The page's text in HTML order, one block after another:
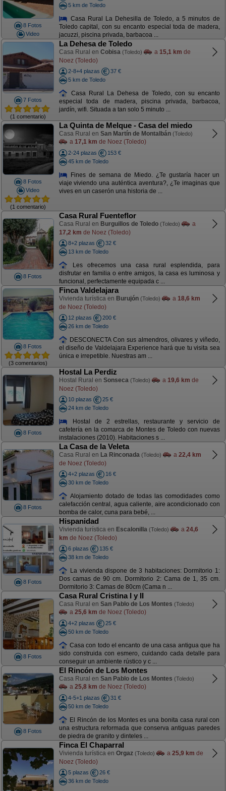
8 Fotos
Video
5 km de Toledo
Casa Rural La Dehesilla de Toledo, a 5 minutos de
Toledo capital, con su encanto especial toda de madera,
jacuzzi, piscina privada, barbacoa ...
7 Fotos
(1 comentario)
La Dehesa de Toledo
Casa Rural en Cobisa (Toledo) a 15,1 km de
Noez (Toledo)
2-8+4 plazas
37 €
5 km de Toledo
Casa Rural La Dehesa de Toledo, con su encanto
especial toda de madera, piscina privada, barbacoa,
jardín, wifi. Situada a tan solo 5 minuto ...
8 Fotos
Video
(1 comentario)
La Quinta de Melque - Casa del miedo
Casa Rural en San Martín de Montalbán (Toledo)
a 17,1 km de Noez (Toledo)
2-24 plazas
153 €
45 km de Toledo
Fines de semana de Miedo. ¿Te gustaría hacer un
viaje viviendo una auténtica aventura?, ¿Te imaginas que
vives en un caserón una historia de ...
8 Fotos
Casa Rural Fuenteflor
Casa Rural en Burguillos de Toledo (Toledo)
a
17,2 km de Noez (Toledo)
8+2 plazas
32 €
13 km de Toledo
Les ofrecemos una casa rural esplendida, para
disfrutar en familia o entre amigos, la casa es luminosa y
funcional, perfectamente equipada c ...
8 Fotos
(3 comentarios)
Finca Valdelajara
Vivienda turística en Burujón (Toledo) a 18,6 km
de Noez (Toledo)
12 plazas
200 €
26 km de Toledo
DESCONECTA Con sus almendros, olivares y viñedo,
el diseño de Valdelajara Experience hará que tu visita sea
única e irrepetible. Nuestras am ...
8 Fotos
Hostal La Perdiz
Hostal Rural en Sonseca (Toledo) a 19,6 km de
Noez (Toledo)
10 plazas
25 €
24 km de Toledo
Hostal de 2 estrellas, restaurante y servicio de
cafetería en la comarca de Montes de Toledo con nuevas
instalaciones (2010). Habitaciones s ...
8 Fotos
La Casa de la Veleta
Casa Rural en La Rinconada (Toledo) a 22,4 km
de Noez (Toledo)
4+2 plazas
16 €
30 km de Toledo
Alojamiento dotado de todas las comodidades como
calefacción central, agua caliente, aire acondicionado con
bomba de calor, cuna para bebé, ...
8 Fotos
Hispanidad
Vivienda turística en Escalonilla (Toledo) a 24,6
km de Noez (Toledo)
6 plazas
135 €
38 km de Toledo
La vivienda dispone de 3 habitaciones: Dormitorio 1:
Dos camas de 90 cm. Dormitorio 2: Cama de 1, 35 cm.
Dormitorio 3: Camas de 80cm (Cama n ...
8 Fotos
Casa Rural Cristina I y II
Casa Rural en San Pablo de Los Montes (Toledo)
a 25,6 km de Noez (Toledo)
4+2 plazas
25 €
50 km de Toledo
Casa con todo el encanto de una casa antigua que ha
sido construida con esmero, cuidando cada detalle para
conseguir un ambiente rústico y c ...
8 Fotos
El Rincón de Los Montes
Casa Rural en San Pablo de Los Montes (Toledo)
a 25,8 km de Noez (Toledo)
4-5+1 plazas
31 €
50 km de Toledo
El Rincón de los Montes es una bonita casa rural con
una estructura reformada que conserva antiguas paredes
de piedra de granito y dinteles ...
Finca El Chaparral
Vivienda turística en Orgaz (Toledo) a 25,9 km de
Noez (Toledo)
5 plazas
26 €
36 km de Toledo